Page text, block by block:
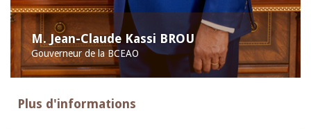
M. Jean-Claude Kassi BROU
Gouverneur de la BCEAO
Plus d'informations